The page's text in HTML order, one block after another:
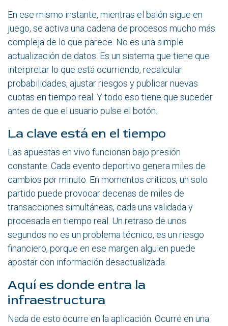
En ese mismo instante, mientras el balón sigue en
juego, se activa una cadena de procesos mucho más
compleja de lo que parece. No es una simple
actualización de datos. Es un sistema que tiene que
interpretar lo que está ocurriendo, recalcular
probabilidades, ajustar riesgos y publicar nuevas
cuotas en tiempo real. Y todo eso tiene que suceder
antes de que el usuario pulse el botón.
La clave está en el tiempo
Las apuestas en vivo funcionan bajo presión
constante. Cada evento deportivo genera miles de
cambios por minuto. En momentos críticos, un solo
partido puede provocar decenas de miles de
transacciones simultáneas, cada una validada y
procesada en tiempo real. Un retraso de unos
segundos no es un problema técnico, es un riesgo
financiero, porque en ese margen alguien puede
apostar con información desactualizada.
Aquí es donde entra la
infraestructura
Nada de esto ocurre en la aplicación. Ocurre en una